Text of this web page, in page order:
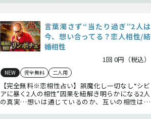
言葉濁さず“当たり過ぎ”2人は
今、想い合ってる？恋人相性/結
婚相性
1回 0円（税込）
NEW 完全無料 二人用
【完全無料※恋相性占い】誤魔化し一切なし“シビ
アに暴く2人の相性”因果を紐解き明らかになる2人
の真実…想いは通じているのか、互いの相性はど